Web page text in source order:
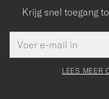
Krijg snel toegang
mailadres
veldBedankt
voor
LEES MEER